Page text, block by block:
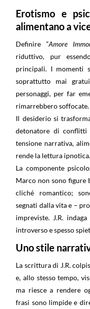
Erotismo e
alimentano a
Definire “Amore
riduttivo, pur
principali. I momenti
soprattutto mai
personaggi, per far
rimarrebbero soffocate.
Il desiderio si
detonatore di conflitti
tensione narrativa,
rende la lettura ipnotica.
La componente
Marco non sono figure
cliché romantico;
segnati dalla vita e –
impreviste. J.R.
introverso e spesso
Uno stile
La scrittura di J.R.
e, allo stesso tempo,
ma riesce a rendere
frasi sono limpide e